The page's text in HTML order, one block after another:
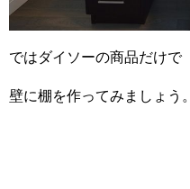
ではダイソーの商品だけで
壁に棚を作ってみましょう。